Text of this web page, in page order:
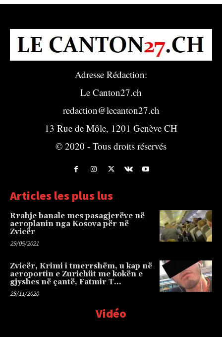
Adresse Rédaction:
Le Canton27.ch
redaction@lecanton27.ch
13 Rue de Môle, 1201 Genève CH
© 2020 - Tous droits réservés
Articles les plus lus
Rrahje banale mes pasagjerëve në
aeroplanin nga Kosova për në
Zvicër
29/05/2021
Zvicër, Krimi i tmerrshëm, u kap në
aeroportin e Zurichüt me kokën e
gjyshes në çantë, Fatmir T…
25/11/2020
Vidéo